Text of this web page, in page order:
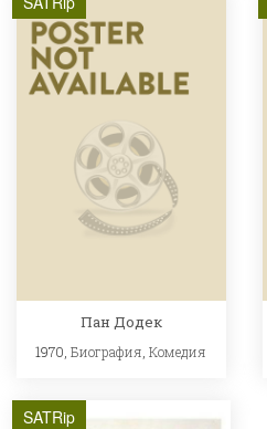
Пан Додек
1970,Биография ,Комедия
SATRip